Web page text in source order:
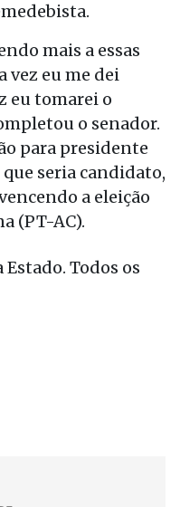
mais a essas
vez eu me dei
eu tomarei o
o senador.
para presidente
seria candidato,
a eleição
(PT-AC).
Todos os